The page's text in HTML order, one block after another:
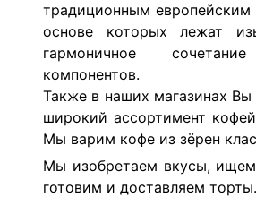
традиционным европейским
основе которых лежат
гармоничное
компонентов.
Также в наших магазинах
широкий ассортимент
Мы варим кофе из зёрен
Мы изобретаем вкусы, ищем
готовим и доставляем торты.